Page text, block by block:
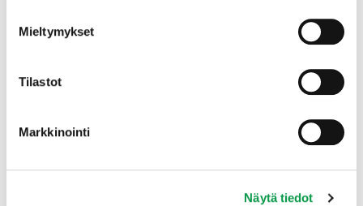
Mieltymykset
Tilastot
Markkinointi
Näytä tiedot